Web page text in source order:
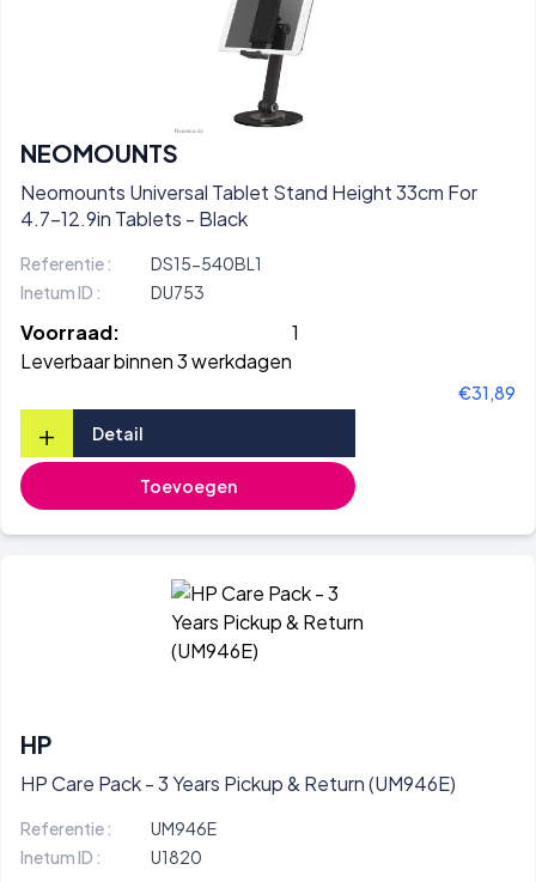
NEOMOUNTS
Neomounts Universal Tablet Stand Height 33cm For
4.7-12.9in Tablets - Black
Referentie :
DS15-540BL1
Inetum ID :
DU753
Voorraad:
1
Leverbaar binnen 3 werkdagen
€31,89
+ Detail
Toevoegen
HP
HP Care Pack - 3 Years Pickup & Return (UM946E)
Referentie :
UM946E
Inetum ID :
U1820